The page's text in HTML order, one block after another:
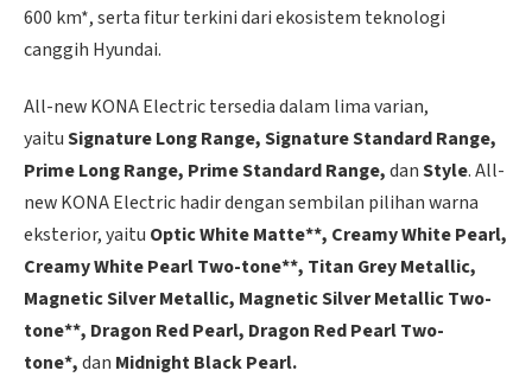
600 km*, serta fitur terkini dari ekosistem teknologi
canggih Hyundai.
All-new KONA Electric tersedia dalam lima varian,
yaituSignature Long Range, Signature Standard Range,
Prime Long Range, Prime Standard Range,danStyle. All-
new KONA Electric hadir dengan sembilan pilihan warna
eksterior, yaitu Optic White Matte**, Creamy White Pearl,
Creamy White Pearl Two-tone**, Titan Grey Metallic,
Magnetic Silver Metallic, Magnetic Silver Metallic Two-
tone**, Dragon Red Pearl, Dragon Red Pearl Two-
tone*,dan Midnight Black Pearl.